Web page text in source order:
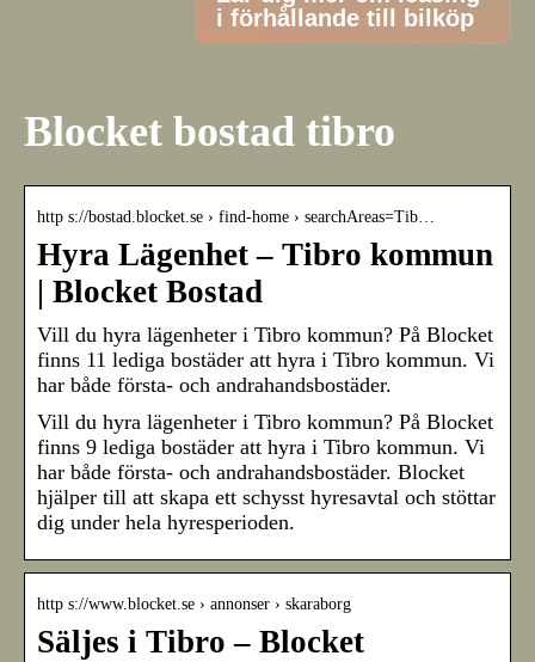
i förhållande till bilköp
Blocket bostad tibro
http s://bostad.blocket.se › find-home › searchAreas=Tib…
Hyra Lägenhet – Tibro kommun
| Blocket Bostad
Vill du hyra lägenheter i Tibro kommun? På Blocket
finns 11 lediga bostäder att hyra i Tibro kommun. Vi
har både första- och andrahandsbostäder.
Vill du hyra lägenheter i Tibro kommun? På Blocket
finns 9 lediga bostäder att hyra i Tibro kommun. Vi
har både första- och andrahandsbostäder. Blocket
hjälper till att skapa ett schysst hyresavtal och stöttar
dig under hela hyresperioden.
http s://www.blocket.se › annonser › skaraborg
Säljes i Tibro – Blocket